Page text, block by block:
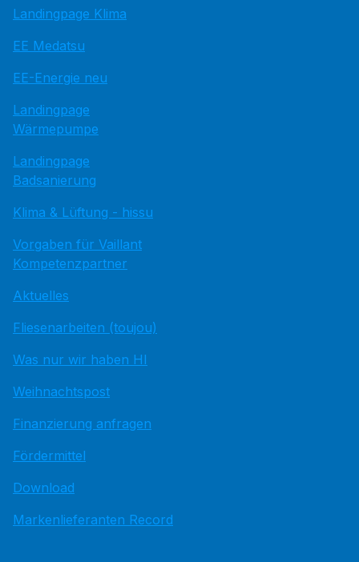
Landingpage Klima
EE Medatsu
EE-Energie neu
Landingpage
Wärmepumpe
Landingpage
Badsanierung
Klima & Lüftung - hissu
Vorgaben für Vaillant
Kompetenzpartner
Aktuelles
Fliesenarbeiten (toujou)
Was nur wir haben HI
Weihnachtspost
Finanzierung anfragen
Fördermittel
Download
Markenlieferanten Record